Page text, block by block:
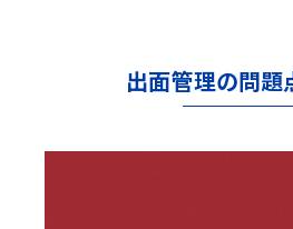
出面管理の問題